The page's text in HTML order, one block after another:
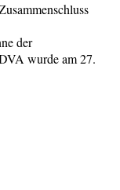
der
wurde am 27.